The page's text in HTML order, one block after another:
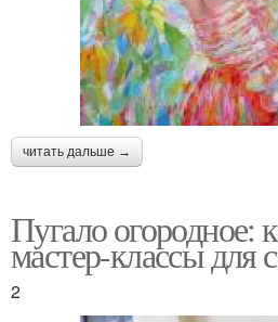
читать дальше →
Пугало огородное:
мастер-классы для
2